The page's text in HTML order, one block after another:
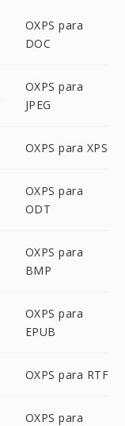
OXPS para
DOC
OXPS para
JPEG
OXPS para XPS
OXPS para
ODT
OXPS para
BMP
OXPS para
EPUB
OXPS para RTF
OXPS para